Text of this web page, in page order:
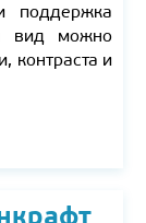
поддержка
вид можно
контраста и